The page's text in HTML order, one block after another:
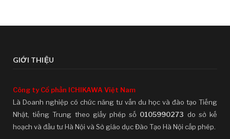
GIỚI THIỆU
Công ty Cổ phần ICHIKAWA Việt Nam
Là Doanh nghiệp có chức năng tư vấn du học và đào tạo Tiếng
Nhật, tiếng Trung theo giấy phép số 0105990273 do sở kế
hoạch và đầu tư Hà Nội và Sở giáo dục Đào Tạo Hà Nội cấp phép.